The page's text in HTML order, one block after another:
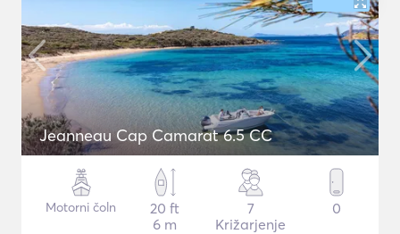
Jeanneau Cap Camarat 6.5 CC
Motorni čoln
20 ft
6 m
7
Križarjenje
0